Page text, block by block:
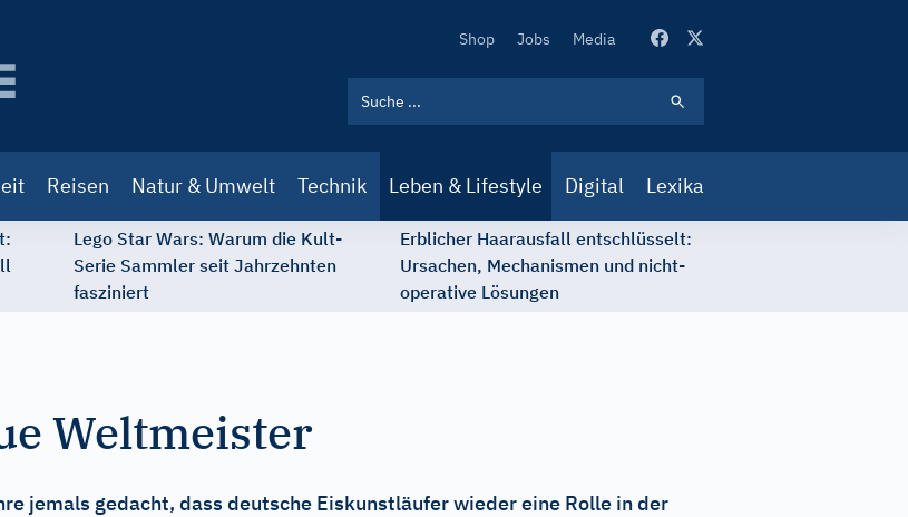
Secondary
Shop Jobs Media
Reisen Natur & Umwelt Technik Leben & Lifestyle Digital Lexika
Lego Star Wars: Warum die Kult-
Serie Sammler seit Jahrzehnten
fasziniert
Erblicher Haarausfall entschlüsselt:
Ursachen, Mechanismen und nicht-
operative Lösungen
Weltmeister
jemals gedacht, dass deutsche Eiskunstläufer wieder eine Rolle in der